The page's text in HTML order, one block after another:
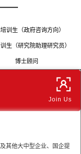
——
训生（政府咨询方向）
生（研究院助理研究员）
博士顾问
Join Us
其他大中型企业、国企提